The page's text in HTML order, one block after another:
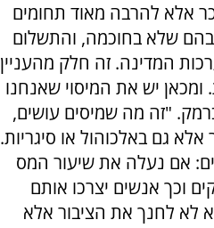
אלא להרבה מאוד תחומים
בהם שלא בחוכמה, והתשלום
המדינה. זה חלק מהעניין
ומכאן יש את המיסוי שאנחנו
"זה מה שמיסים עושים,
גם באלכוהול או סיגריות.
אם נעלה את שיעור המס
וכך אנשים יצרכו אותם
לחנך את הציבור אלא